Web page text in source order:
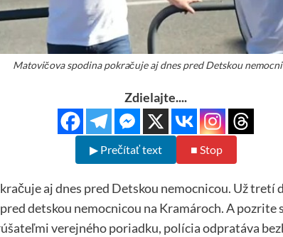
Matovičova spodina pokračuje aj dnes pred Detskou
Zdielajte....
▶ Prečítať text ■ Stop
aj dnes pred Detskou nemocnicou. Už tretí
detskou nemocnicou na Kramároch. A pozrite
verejného poriadku, polícia odpratáva